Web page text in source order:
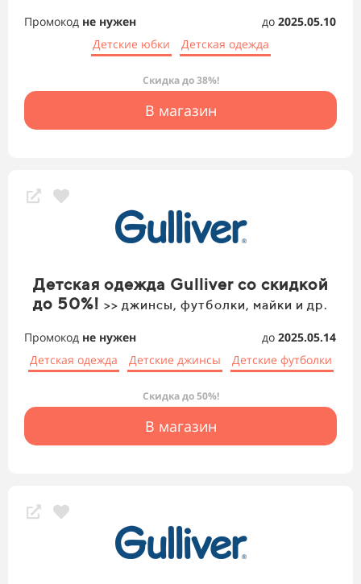
Промокод не нужен до 2025.05.10
Детские юбки
Детская одежда
Скидка до 38%!
В магазин
Детская одежда Gulliver со скидкой
до 50%! >> джинсы, футболки, майки и др.
Промокод не нужен до 2025.05.14
Детская одежда
Детские джинсы Детские футболки
Скидка до 50%!
В магазин